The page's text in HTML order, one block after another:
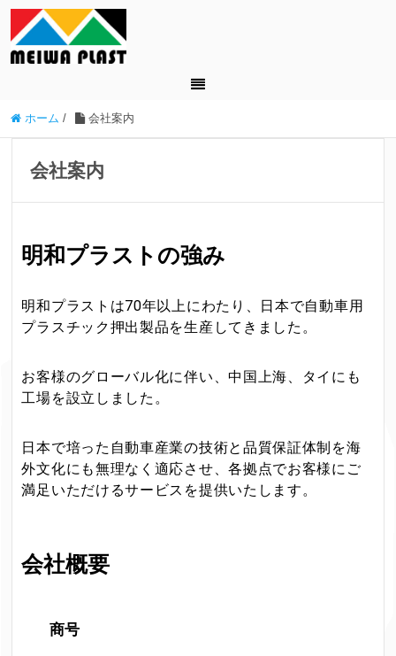
ホーム / 会社案内
会社案内
明和プラストの強み
明和プラストは70年以上にわたり、日本で自動車用
プラスチック押出製品を生産してきました。
お客様のグローバル化に伴い、中国上海、タイにも
工場を設立しました。
日本で培った自動車産業の技術と品質保証体制を海
外文化にも無理なく適応させ、各拠点でお客様にご
満足いただけるサービスを提供いたします。
会社概要
商号